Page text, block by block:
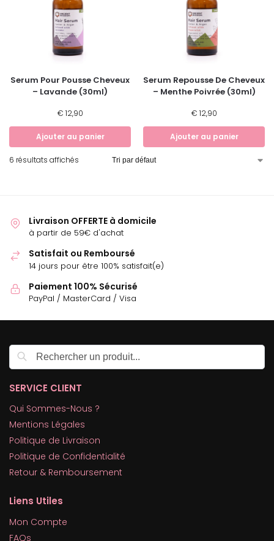
Serum Pour Pousse Cheveux
– Lavande (30ml)
€ 12,90
Ajouter au panier
Serum Repousse De Cheveux
– Menthe Poivrée (30ml)
€ 12,90
Ajouter au panier
6 résultats affichés
Livraison OFFERTE à domicile
à partir de 59€ d'achat
Satisfait ou Remboursé
14 jours pour être 100% satisfait(e)
Paiement 100% Sécurisé
PayPal / MasterCard / Visa
SERVICE CLIENT
Qui Sommes-Nous ?
Mentions Légales
Politique de Livraison
Politique de Confidentialité
Retour & Remboursement
Liens Utiles
Mon Compte
FAQs